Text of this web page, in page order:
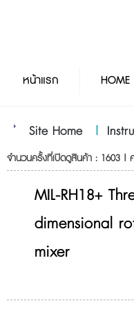
หน้าแรก HOME
Site Home |
จำนวนครั้งที่เปิดดูสินค้า : 1603 |
MIL-RH18+
dimensional
mixer